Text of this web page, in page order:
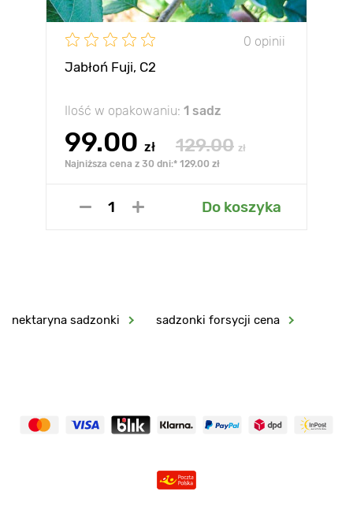
0 opinii
Jabłoń Fuji, С2
Ilość w opakowaniu: 1 sadz
99.00 zł 129.00 zł
Najniższa cena z 30 dni:* 129.00 zł
Do koszyka
nektaryna sadzonki sadzonki forsycji cena